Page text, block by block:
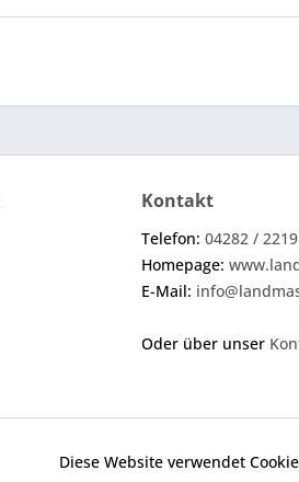
Kontakt
Telefon: 04282 / 2219
Homepage:
E-Mail:
Oder über unser
Diese Website verwendet